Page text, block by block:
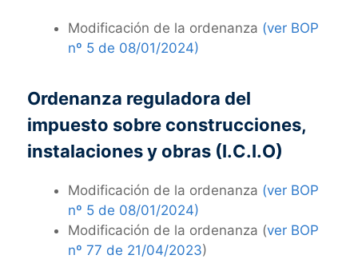
Modificación de la ordenanza (ver BOP
nº 5 de 08/01/2024)
Ordenanza reguladora del
impuesto sobre construcciones,
instalaciones y obras (I.C.I.O)
Modificación de la ordenanza (ver BOP
nº 5 de 08/01/2024)
Modificación de la ordenanza (ver BOP
nº 77 de 21/04/2023)